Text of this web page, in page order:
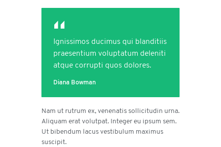
Ignissimos ducimus qui blanditiis
praesentium voluptatum deleniti
atque corrupti quos dolores.
Diana Bowman
Nam ut rutrum ex, venenatis sollicitudin urna.
Aliquam erat volutpat. Integer eu ipsum sem.
Ut bibendum lacus vestibulum maximus
suscipit.